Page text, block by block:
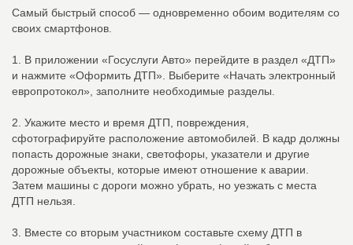
Самый быстрый способ — одновременно обоим водителям со
своих смартфонов.
1. В приложении «Госуслуги Авто» перейдите в раздел «ДТП»
и нажмите «Оформить ДТП». Выберите «Начать электронный
европротокол», заполните необходимые разделы.
2. Укажите место и время ДТП, повреждения,
сфотографируйте расположение автомобилей. В кадр должны
попасть дорожные знаки, светофоры, указатели и другие
дорожные объекты, которые имеют отношение к аварии.
Затем машины с дороги можно убрать, но уезжать с места
ДТП нельзя.
3. Вместе со вторым участником составьте схему ДТП в